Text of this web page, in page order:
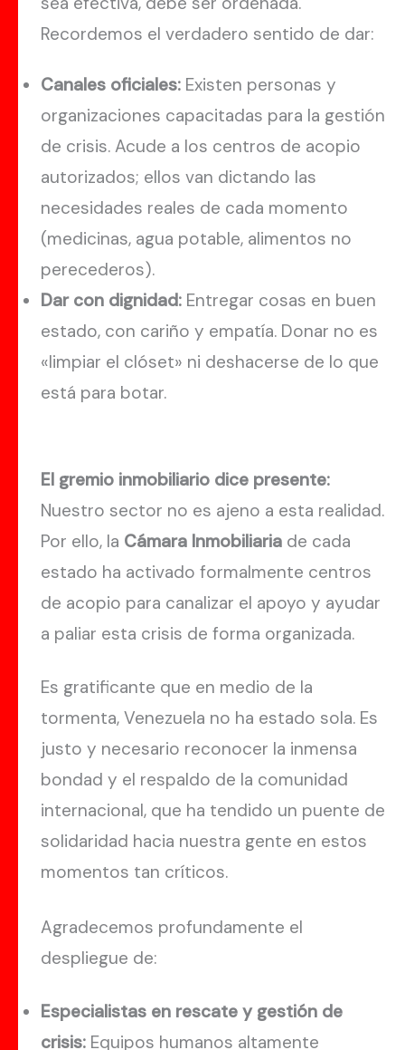
Recordemos el verdadero sentido de dar:
Canales oficiales: Existen personas y
organizaciones capacitadas para la gestión
de crisis. Acude a los centros de acopio
autorizados; ellos van dictando las
necesidades reales de cada momento
(medicinas, agua potable, alimentos no
perecederos).
Dar con dignidad: Entregar cosas en buen
estado, con cariño y empatía. Donar no es
«limpiar el clóset» ni deshacerse de lo que
está para botar.
El gremio inmobiliario dice presente:
Nuestro sector no es ajeno a esta realidad.
Por ello, la Cámara Inmobiliaria de cada
estado ha activado formalmente centros
de acopio para canalizar el apoyo y ayudar
a paliar esta crisis de forma organizada.
Es gratificante que en medio de la
tormenta, Venezuela no ha estado sola. Es
justo y necesario reconocer la inmensa
bondad y el respaldo de la comunidad
internacional, que ha tendido un puente de
solidaridad hacia nuestra gente en estos
momentos tan críticos.
Agradecemos profundamente el
despliegue de:
Especialistas en rescate y gestión de
crisis: Equipos humanos altamente